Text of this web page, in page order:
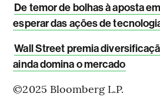
De temor de bolhas à aposta
esperar das ações de
Wall Street premia
ainda domina o mercado
©2025 Bloomberg L.P.